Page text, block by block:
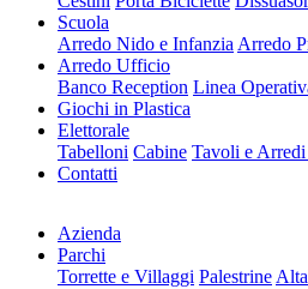
Scuola
Arredo Nido e Infanzia Arredo
Arredo Ufficio
Banco Reception Linea
Giochi in Plastica
Elettorale
Tabelloni Cabine Tavoli e Arredi
Contatti
Azienda
Parchi
Torrette e Villaggi Palestrine